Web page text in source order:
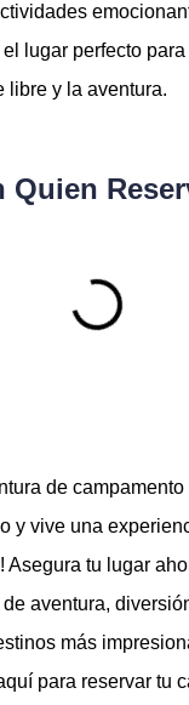
lugar perfecto
libre y la aventura.
Quien
de
y vive una
Asegura tu lugar
aventura,
más
para reservar tu